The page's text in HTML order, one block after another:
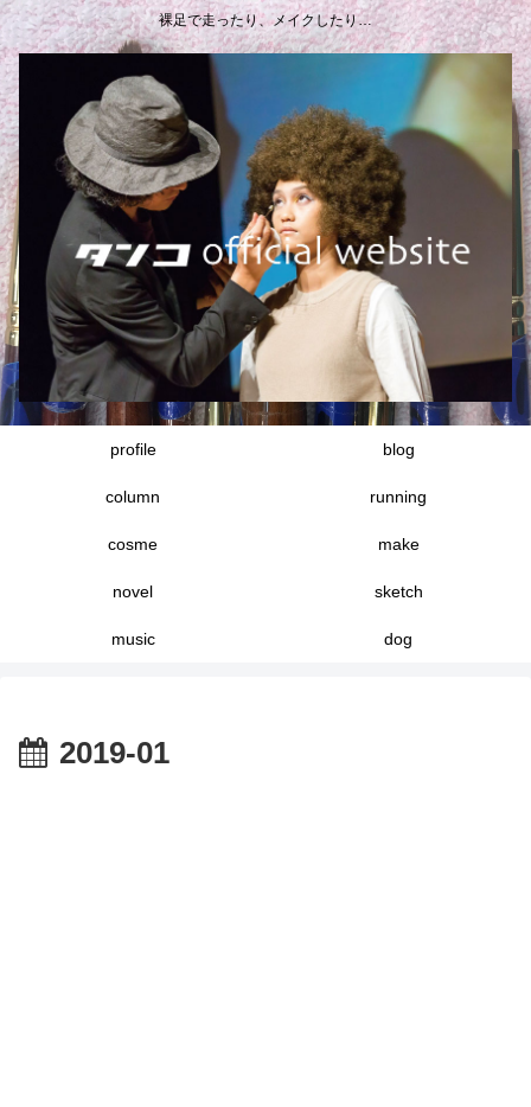
裸足で走ったり、メイクしたり…
profile blog
column running
cosme make
novel sketch
music dog
2019-01